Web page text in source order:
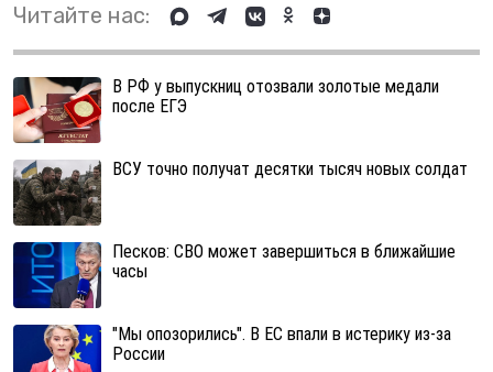
Читайте нас:
В РФ у выпускниц отозвали золотые медали
после ЕГЭ
ВСУ точно получат десятки тысяч новых солдат
Песков: СВО может завершиться в ближайшие
часы
"Мы опозорились". В ЕС впали в истерику из-за
России